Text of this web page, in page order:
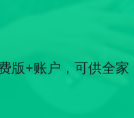
版+账户，可供全家